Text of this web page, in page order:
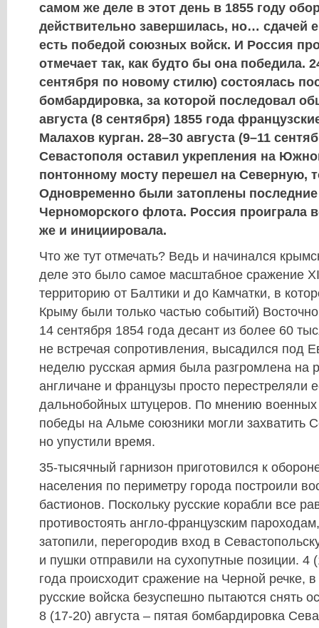
самом же деле в этот день в 1855 году
действительно завершилась, но… сдачей
есть победой союзных войск. И Россия
отмечает так, как будто бы она победила.
сентября по новому стилю) состоялась
бомбардировка, за которой последовал
августа (8 сентября) 1855 года
Малахов курган. 28–30 августа (9–11
Севастополя оставил укрепления на
понтонному мосту перешел на Северную,
Одновременно были затоплены последние
Черноморского флота. Россия проиграла
же и инициировала.
Что же тут отмечать? Ведь и начинался
деле это было самое масштабное сражение
территорию от Балтики и до Камчатки, в
Крыму были только частью событий)
14 сентября 1854 года десант из более 60
не встречая сопротивления, высадился под
неделю русская армия была разгромлена на
англичане и французы просто перестреляли
дальнобойных штуцеров. По мнению военных
победы на Альме союзники могли захватить
но упустили время.
35-тысячный гарнизон приготовился к
населения по периметру города построили
бастионов. Поскольку русские корабли все
противостоять англо-французским
затопили, перегородив вход в
и пушки отправили на сухопутные позиции. 4
года происходит сражение на Черной речке, в
русские войска безуспешно пытаются снять
8 (17-20) августа – пятая бомбардировка